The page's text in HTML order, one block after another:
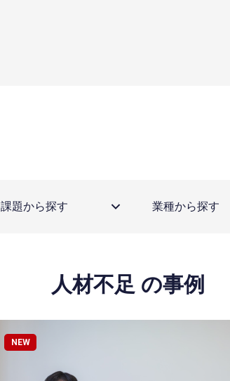
課題から探す 業種から探す
人材不足 の事例
NEW